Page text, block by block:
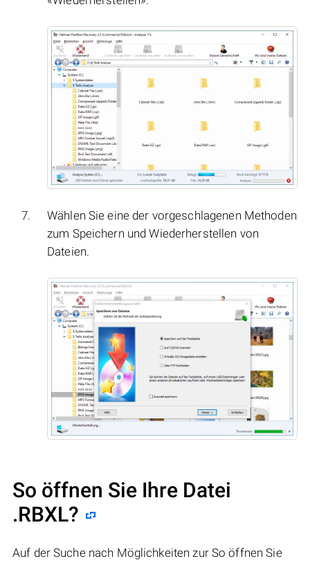
Wählen Sie eine der vorgeschlagenen Methoden
zum Speichern und Wiederherstellen von
Dateien.
So öffnen Sie Ihre Datei
.RBXL?
Auf der Suche nach Möglichkeiten zur So öffnen Sie